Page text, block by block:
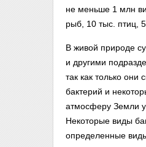
не меньше 1 млн
рыб, 10 тыс. птиц,
В живой природе
и другими
так как только
бактерий и
атмосферу Земли
Некоторые виды
определенные